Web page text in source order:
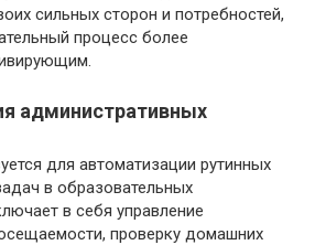
сильных сторон и потребностей,
процесс более
административных
для автоматизации рутинных
в образовательных
в себя управление
проверку домашних